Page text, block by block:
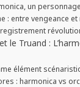
un
: entre vengeance
le Truand :
élément
: harmonica vs